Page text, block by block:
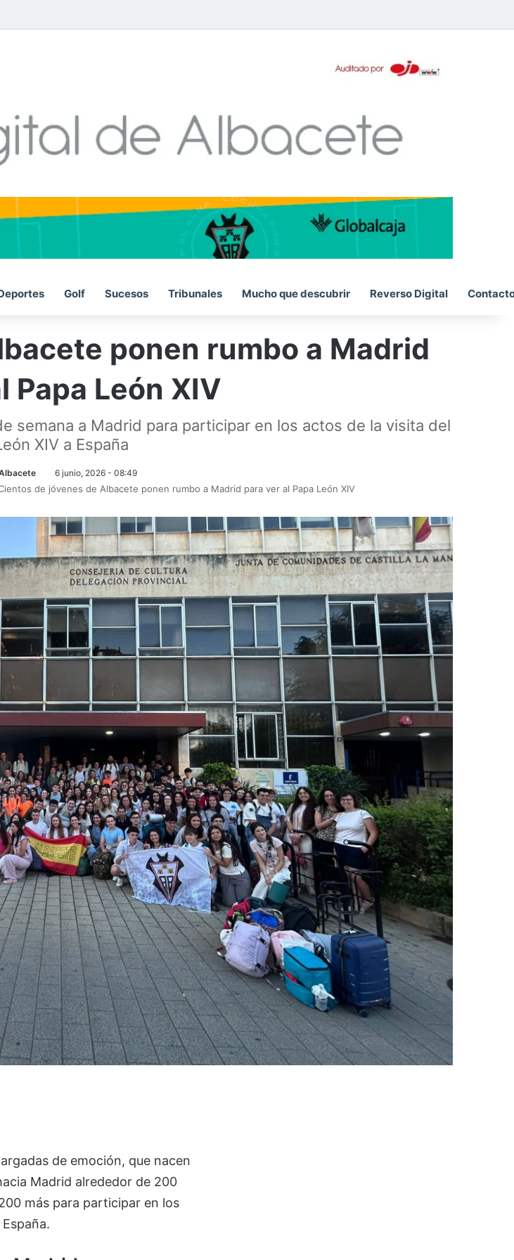
Golf Sucesos Tribunales Mucho que descubrir Reverso Digital
ponen rumbo a Madrid
Papa León XIV
semana a Madrid para participar en los actos de la visita del
XIV a España
6 junio, 2026 - 08:49
de jóvenes de Albacete ponen rumbo a Madrid para ver al Papa León XIV
de emoción, que nacen
Madrid alrededor de 200
más para participar en los